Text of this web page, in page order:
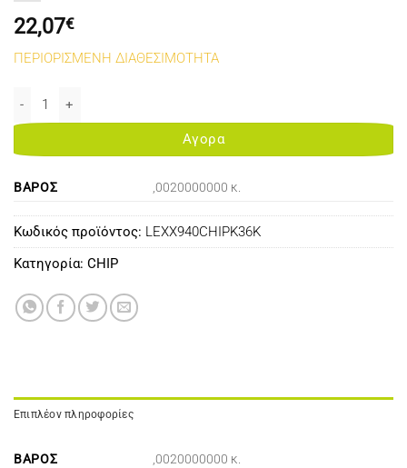
22,07€
ΠΕΡΙΟΡΙΣΜΕΝΗ ΔΙΑΘΕΣΙΜΟΤΗΤΑ
LEXMARK X940/X945 CHIP BLACK 36K WW ποσότητα
Αγορα
ΒΆΡΟΣ ,0020000000 κ.
Κωδικός προϊόντος: LEXX940CHIPK36K
Κατηγορία: CHIP
Επιπλέον πληροφορίες
ΒΆΡΟΣ ,0020000000 κ.